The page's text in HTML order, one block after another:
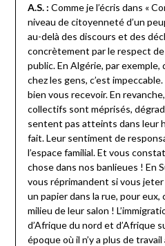
A.S. : Comme je l’écris dans «
niveau de citoyenneté d’un
au-delà des discours et des
concrètement par le respect de
public. En Algérie, par
chez les gens, c’est
bien vous recevoir. En
collectifs sont méprisés,
sentent pas atteints dans leur
fait. Leur sentiment de
l’espace familial. Et vous
chose dans nos banlieues ! En
vous réprimandent si vous
un papier dans la rue, pour eux,
milieu de leur salon !
d’Afrique du nord et d’Afrique
époque où il n’y a plus de